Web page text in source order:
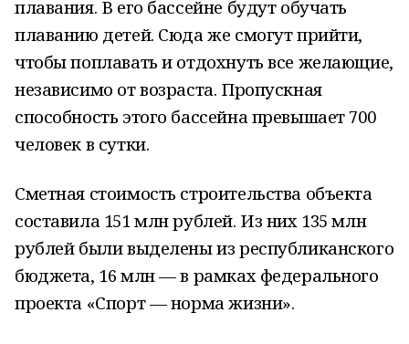
плавания. В его бассейне будут обучать
плаванию детей. Сюда же смогут прийти,
чтобы поплавать и отдохнуть все желающие,
независимо от возраста. Пропускная
способность этого бассейна превышает 700
человек в сутки.
Сметная стоимость строительства объекта
составила 151 млн рублей. Из них 135 млн
рублей были выделены из республиканского
бюджета, 16 млн — в рамках федерального
проекта «Спорт — норма жизни».